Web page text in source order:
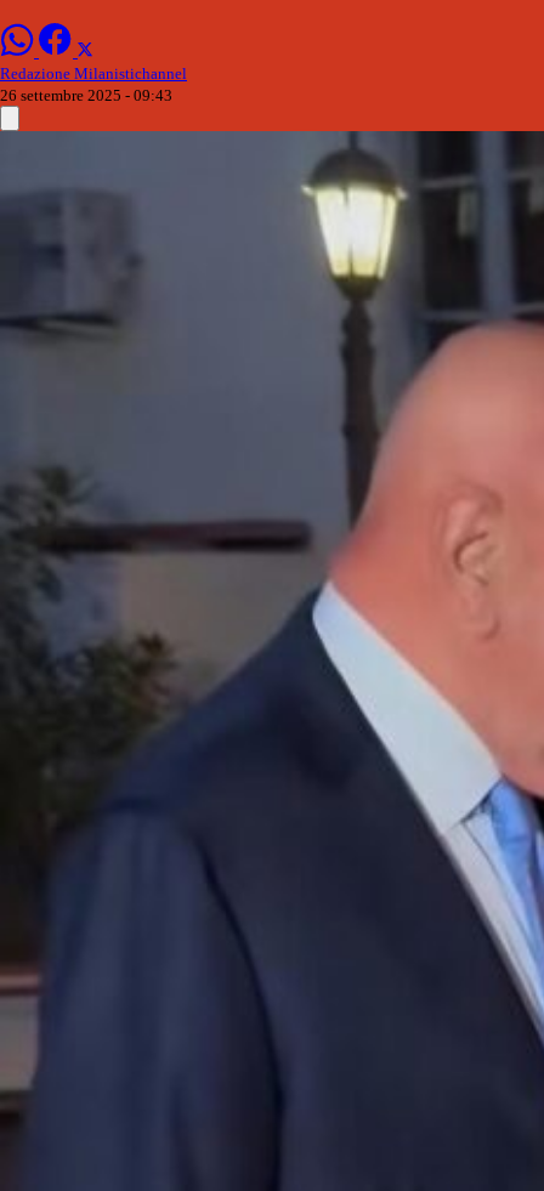
Redazione Milanistichannel
26 settembre 2025 - 09:43